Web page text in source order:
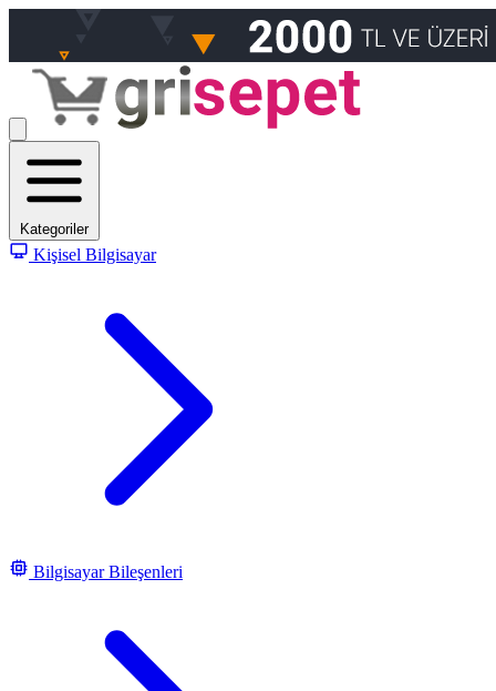
Kategoriler
Kişisel Bilgisayar
Bilgisayar Bileşenleri